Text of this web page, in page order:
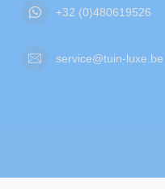
+32 (0)480619526
service@tuin-luxe.be